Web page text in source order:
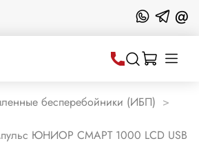
@
бесперебойники (ИБП)
ЮНИОР СМАРТ 1000 LCD USB